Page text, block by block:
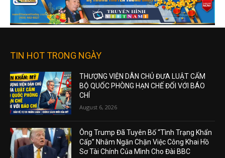
TIN HOT TRONG NGÀY
THƯỢNG VIỆN DÂN CHỦ ĐƯA LUẬT CẤM
BỘ QUỐC PHÒNG HẠN CHẾ ĐỐI VỚI BÁO
CHÍ
August 6, 2026
Ông Trump Đã Tuyên Bố “Tình Trạng Khẩn
Cấp” Nhằm Ngăn Chặn Việc Công Khai Hồ
Sơ Tài Chính Của Mình Cho Đài BBC